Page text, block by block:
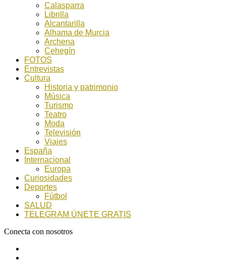
Calasparra
Librilla
Alcantarilla
Alhama de Murcia
Archena
Cehegín
FOTOS
Entrevistas
Cultura
Historia y patrimonio
Música
Turismo
Teatro
Moda
Televisión
Viajes
España
Internacional
Europa
Curiosidades
Deportes
Fútbol
SALUD
TELEGRAM ÚNETE GRATIS
Conecta con nosotros